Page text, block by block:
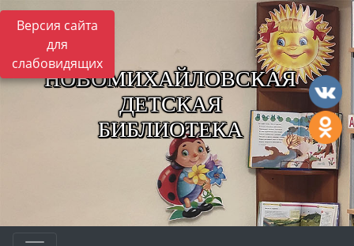
Версия сайта
для
слабовидящих
НОВОМИХАЙЛОВСКАЯ
ДЕТСКАЯ
БИБЛИОТЕКА